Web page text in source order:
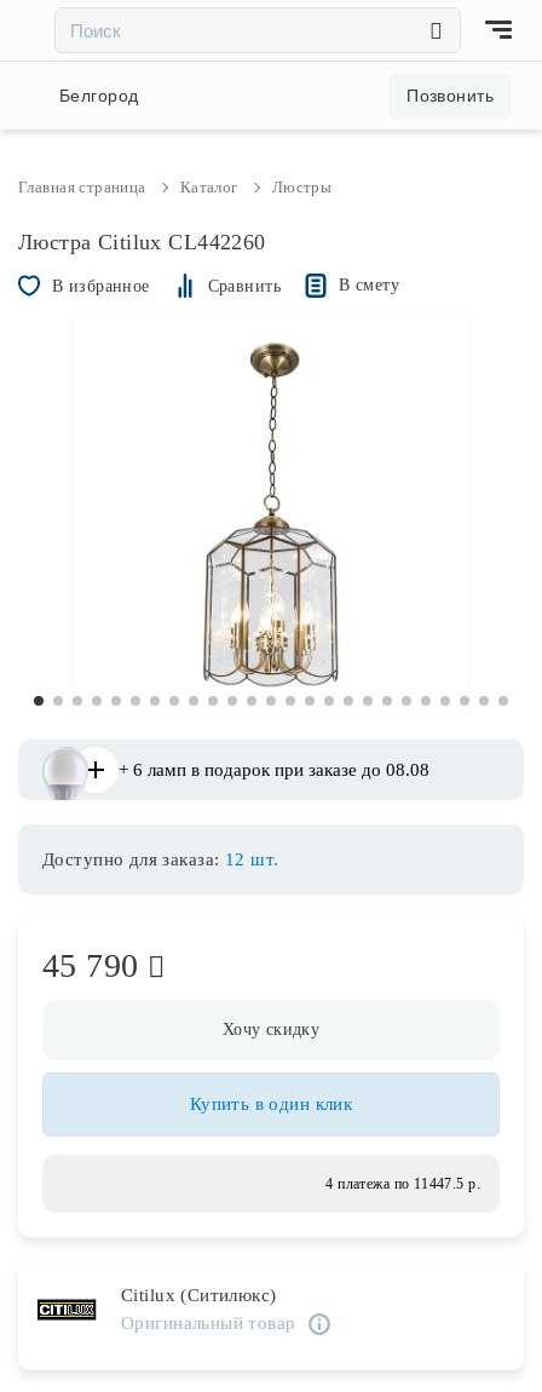
Акции и скидки
Светильники
Трековые системы
Уличное освещение
Предметы интерьера
Акции
Белгород Позвонить
Главная страница Каталог Люстры
Люстра Citilux CL442260
В избранное Сравнить В смету
1 2 3 4 5 6 7 8 9 10 11 12 13 14 15 16 17 18 19 20 21 22 23 24
+ 6 ламп в подарок при заказе до 08.08
Доступно для заказа: 12 шт.
45 790
Хочу скидку
Купить в один клик
4 платежа по 11447.5 р.
Citilux (Ситилюкс)
Оригинальный товар
××